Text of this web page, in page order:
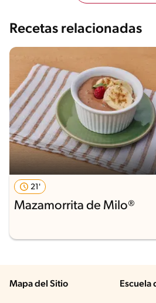
Recetas relacionadas
21'
Mazamorrita de Milo®
Mapa del Sitio Escuela